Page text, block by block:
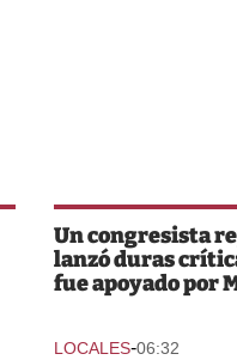
Un congresista
lanzó duras
fue apoyado por
LOCALES-06:32